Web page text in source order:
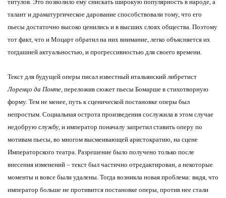
титулов. Это позволило ему снискать широкую популярность в народе, а
талант и драматургическое дарование способствовали тому, что его
пьесы достаточно высоко ценились и в высших слоях общества. Поэтому
тот факт, что и Моцарт обратил на них внимание, легко объясняется их
тогдашней актуальностью, и прогрессивностью для своего времени.
Текст для будущей оперы писал известный итальянский либретист
Лоренцо да Понте, переложив сюжет пьесы Бомарше в стихотворную
форму. Тем не менее, путь к сценической постановке оперы был
непростым. Социальная острота произведения сослужила в этом случае
недобрую службу, и император поначалу запретил ставить оперу по
мотивам пьесы, во многом высмеивающей аристократию, на сцене
Императорского театра. Разрешение было получено только после
внесения изменений – текст был частично отредактирован, а некоторые
моменты и вовсе были удалены. Тогда возникла новая проблема: видя, что
император больше не противится постановке оперы, против нее стали